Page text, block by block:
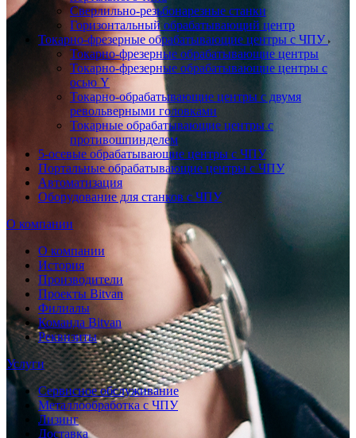
Сверлильно-резьбонарезные станки
Горизонтальный обрабатывающий центр
Токарно-фрезерные обрабатывающие центры с ЧПУ
Токарно-фрезерные обрабатывающие центры
Токарно-фрезерные обрабатывающие центры с
осью Y
Токарно-обрабатывающие центры c двумя
револьверными головками
Токарные обрабатывающие центры с
противошпинделем
5-осевые обрабатывающие центры с ЧПУ
Портальные обрабатывающие центры с ЧПУ
Автоматизация
Оборудование для станков с ЧПУ
О компании
О компании
История
Производители
Проекты Bitvan
Филиалы
Команда Bitvan
Реквизиты
Услуги
Сервисное обслуживание
Металлообработка с ЧПУ
Лизинг
Доставка